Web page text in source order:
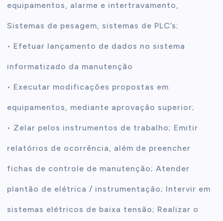
equipamentos, alarme e intertravamento,
Sistemas de pesagem, sistemas de PLC’s;
• Efetuar lançamento de dados no sistema
informatizado da manutenção
• Executar modificações propostas em
equipamentos, mediante aprovação superior;
• Zelar pelos instrumentos de trabalho; Emitir
relatórios de ocorrência, além de preencher
fichas de controle de manutenção; Atender
plantão de elétrica / instrumentação; Intervir em
sistemas elétricos de baixa tensão; Realizar o